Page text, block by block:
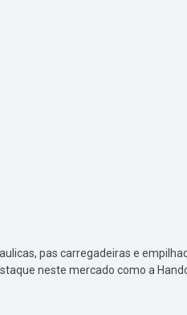
pas carregadeiras e
neste mercado como a